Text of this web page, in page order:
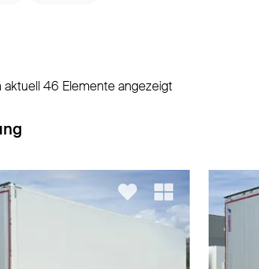
aktuell 46 Elemente angezeigt